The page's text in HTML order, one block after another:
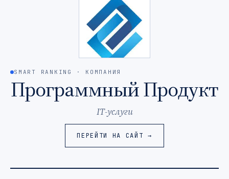
SMART RANKING · КОМПАНИЯ
Программный Продукт
IT-услуги
ПЕРЕЙТИ НА САЙТ →